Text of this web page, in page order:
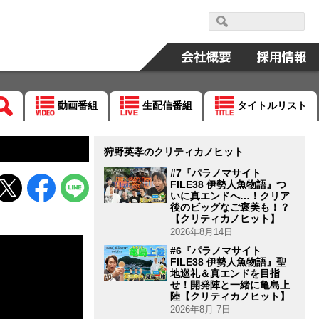
動画番組 生配信番組 タイトルリスト
狩野英孝のクリティカノヒット
#7『パラノマサイト
FILE38 伊勢人魚物語』つ
いに真エンドへ…！クリア
後のビッグなご褒美も！？
【クリティカノヒット】
2026年8月14日
#6『パラノマサイト
FILE38 伊勢人魚物語』聖
地巡礼＆真エンドを目指
せ！開発陣と一緒に亀島上
陸【クリティカノヒット】
2026年8月 7日